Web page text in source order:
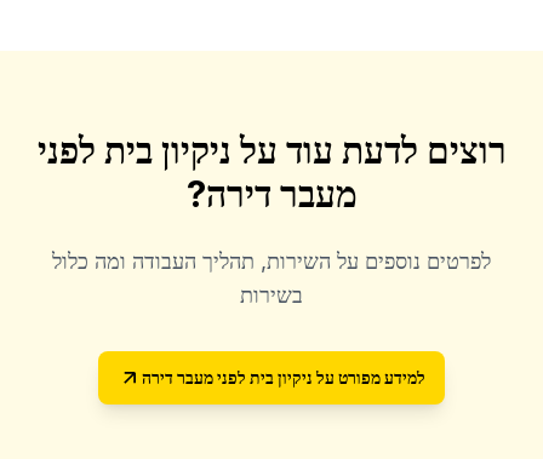
רוצים לדעת עוד על ניקיון בית לפני
מעבר דירה?
לפרטים נוספים על השירות, תהליך העבודה ומה כלול
בשירות
למידע מפורט על ניקיון בית לפני מעבר דירה